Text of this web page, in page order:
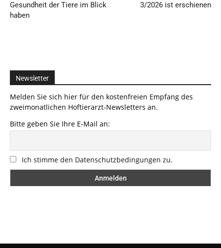
Gesundheit der Tiere im Blick
haben
3/2026 ist erschienen
Newsletter
Melden Sie sich hier für den kostenfreien Empfang des
zweimonatlichen Hoftierarzt-Newsletters an.
Bitte geben Sie Ihre E-Mail an:
Ich stimme den Datenschutzbedingungen zu.